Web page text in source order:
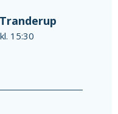
15:30